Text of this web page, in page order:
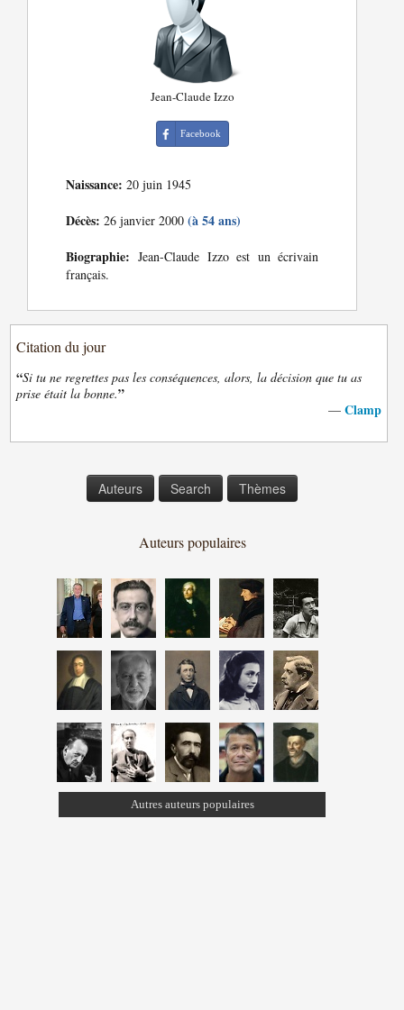
Jean-Claude Izzo
Facebook
Naissance: 20 juin 1945
Décès: 26 janvier 2000(à 54 ans)
Biographie: Jean-Claude Izzo est un écrivain
français.
Citation du jour
“Si tu ne regrettes pas les conséquences, alors, la décision que tu as
prise était la bonne.”
— Clamp
Auteurs Search Thèmes
Auteurs populaires
Autres auteurs populaires